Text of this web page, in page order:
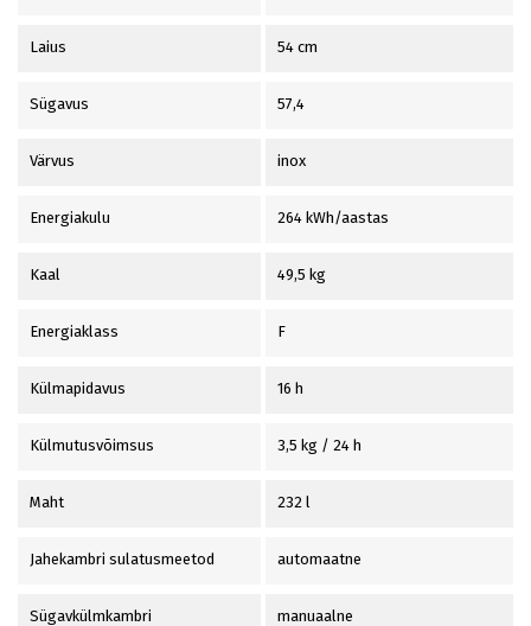
Laius 54 cm
Sügavus 57,4
Värvus inox
Energiakulu 264 kWh/aastas
Kaal 49,5 kg
Energiaklass F
Külmapidavus 16 h
Külmutusvõimsus 3,5 kg / 24 h
Maht 232 l
Jahekambri sulatusmeetod automaatne
Sügavkülmkambri
manuaalne